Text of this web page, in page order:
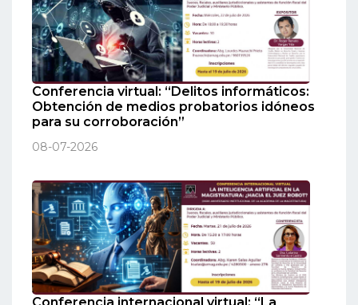
Conferencia virtual: “Delitos informáticos:
Obtención de medios probatorios idóneos
para su corroboración”
08-07-2026